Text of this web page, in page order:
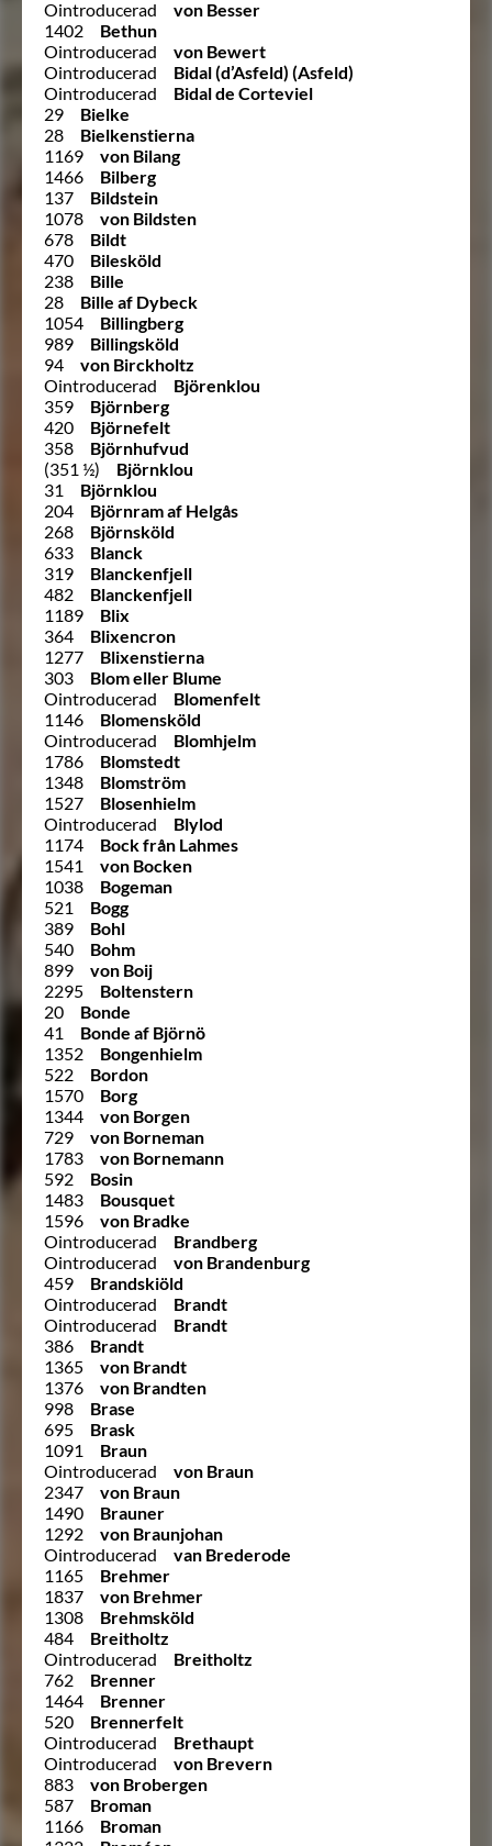
Ointroducerad
von Besser
1402
Bethun
Ointroducerad
von Bewert
Ointroducerad
Bidal (d’Asfeld) (Asfeld)
Ointroducerad
Bidal de Corteviel
29
Bielke
28
Bielkenstierna
1169
von Bilang
1466
Bilberg
137
Bildstein
1078
von Bildsten
678
Bildt
470
Bilesköld
238
Bille
28
Bille af Dybeck
1054
Billingberg
989
Billingsköld
94
von Birckholtz
Ointroducerad
Björenklou
359
Björnberg
420
Björnefelt
358
Björnhufvud
(351 ½)
Björnklou
31
Björnklou
204
Björnram af Helgås
268
Björnsköld
633
Blanck
319
Blanckenfjell
482
Blanckenfjell
1189
Blix
364
Blixencron
1277
Blixenstierna
303
Blom eller Blume
Ointroducerad
Blomenfelt
1146
Blomensköld
Ointroducerad
Blomhjelm
1786
Blomstedt
1348
Blomström
1527
Blosenhielm
Ointroducerad
Blylod
1174
Bock från Lahmes
1541
von Bocken
1038
Bogeman
521
Bogg
389
Bohl
540
Bohm
899
von Boij
2295
Boltenstern
20
Bonde
41
Bonde af Björnö
1352
Bongenhielm
522
Bordon
1570
Borg
1344
von Borgen
729
von Borneman
1783
von Bornemann
592
Bosin
1483
Bousquet
1596
von Bradke
Ointroducerad
Brandberg
Ointroducerad
von Brandenburg
459
Brandskiöld
Ointroducerad
Brandt
Ointroducerad
Brandt
386
Brandt
1365
von Brandt
1376
von Brandten
998
Brase
695
Brask
1091
Braun
Ointroducerad
von Braun
2347
von Braun
1490
Brauner
1292
von Braunjohan
Ointroducerad
van Brederode
1165
Brehmer
1837
von Brehmer
1308
Brehmsköld
484
Breitholtz
Ointroducerad
Breitholtz
762
Brenner
1464
Brenner
520
Brennerfelt
Ointroducerad
Brethaupt
Ointroducerad
von Brevern
883
von Brobergen
587
Broman
1166
Broman